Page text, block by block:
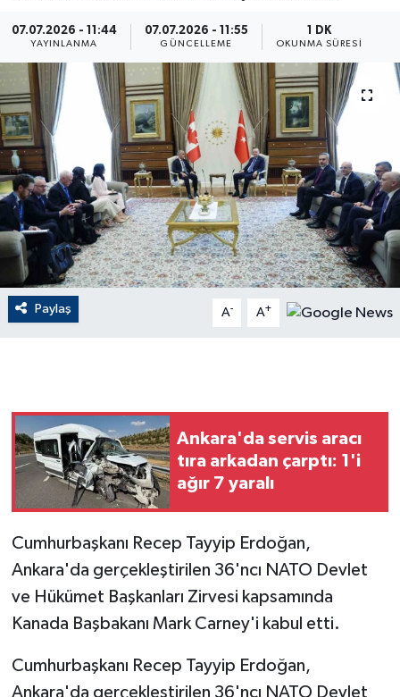
07.07.2026 - 11:44
YAYINLANMA
07.07.2026 - 11:55
GÜNCELLEME
1 DK
OKUNMA SÜRESI
Paylaş A- A+
Ankara'da servis aracı
tıra arkadan çarptı: 1'i
ağır 7 yaralı
Cumhurbaşkanı Recep Tayyip Erdoğan,
Ankara'da gerçekleştirilen 36'ncı NATO Devlet
ve Hükümet Başkanları Zirvesi kapsamında
Kanada Başbakanı Mark Carney'i kabul etti.
Cumhurbaşkanı Recep Tayyip Erdoğan,
Ankara'da gerçekleştirilen 36'ncı NATO Devlet
ÇEVRE
Dış Haberler
Dünya
EĞİTİM
EKONOMİ
English News
Finans
GENEL
GÜNDEM
Güvenlik
HABERDE İNSAN
İNSAN
İş Dünyası